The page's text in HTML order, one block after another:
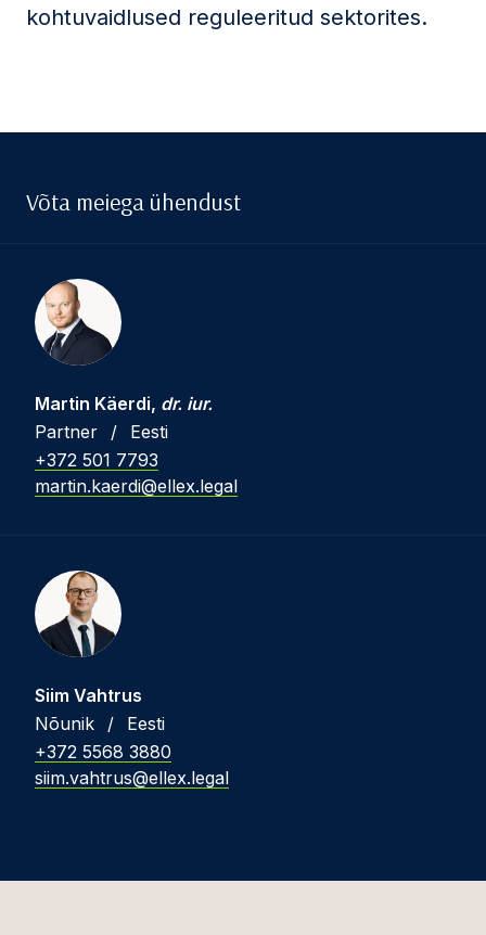
kohtuvaidlused reguleeritud sektorites.
Võta meiega ühendust
Martin Käerdi, dr. iur.
Partner
/
Eesti
+372 501 7793
martin.kaerdi@ellex.legal
Siim Vahtrus
Nõunik
/
Eesti
+372 5568 3880
siim.vahtrus@ellex.legal